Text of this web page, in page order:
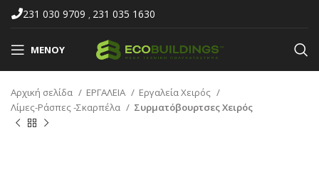
231 030 9709 , 231 035 1630
ΜΕΝΟΎ
Αρχική σελίδα ΕΡΓΑΛΕΙΑ
Εργαλεία Χειρός
Λίμες-Ράσπες -Σκαρπέλα
Συρματόβουρτσες Χειρός